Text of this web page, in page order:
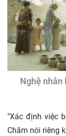
Nghệ nhân
"Xác định việc
Chăm nói riêng